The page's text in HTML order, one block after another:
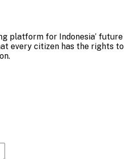
platform for Indonesia’ future
every citizen has the rights to